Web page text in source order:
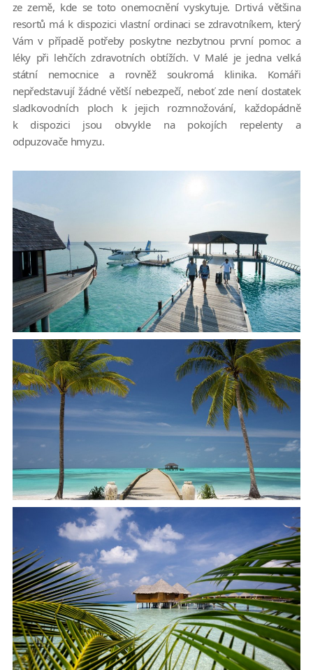
ze země, kde se toto onemocnění vyskytuje. Drtivá většina
resortů má k dispozici vlastní ordinaci se zdravotníkem, který
Vám v případě potřeby poskytne nezbytnou první pomoc a
léky při lehčích zdravotních obtížích. V Malé je jedna velká
státní nemocnice a rovněž soukromá klinika. Komáři
nepředstavují žádné větší nebezpečí, neboť zde není dostatek
sladkovodních ploch k jejich rozmnožování, každopádně
k dispozici jsou obvykle na pokojích repelenty a
odpuzovače hmyzu.